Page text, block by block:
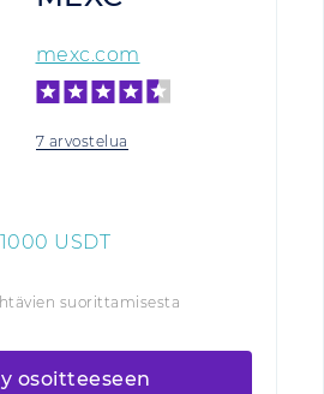
mexc.com
7 arvostelua
1000 USDT
suorittamisesta
osoitteeseen